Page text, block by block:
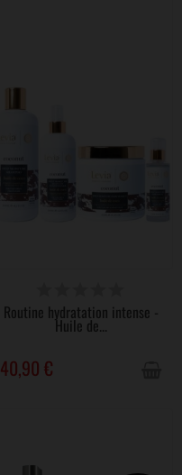
Routine hydratation intense -
Huile de...
40,90 €